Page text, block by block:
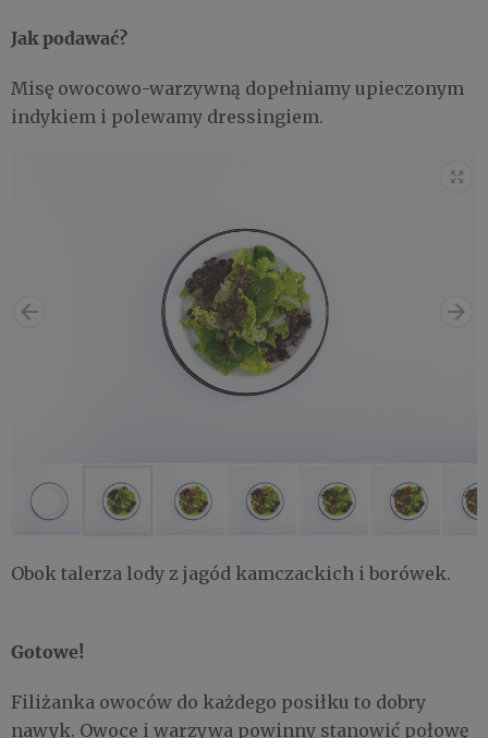
Jak podawać?
Misę owocowo-warzywną dopełniamy upieczonym
indykiem i polewamy dressingiem.
Obok talerza lody z jagód kamczackich i borówek.
Gotowe!
Filiżanka owoców do każdego posiłku to dobry
nawyk. Owoce i warzywa powinny stanowić połowę